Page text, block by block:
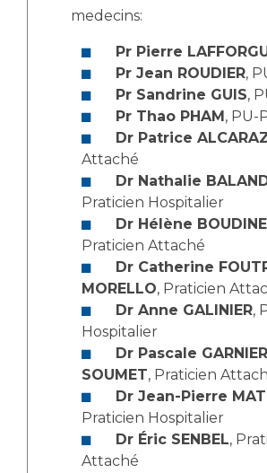
Vivre ensemble à l'hôpital
Culture à l'hôpital
Laïcité et cultes
Les associations
Livret d'accueil
Salon des familles
Transports sanitaires
Vos droits, vos devoirs
Handicap
Handi 13
Pôle Médecine Physique et
Accueil sourds et malentendants
Charte Romain Jacob
Mouvement Parcours Handicap 13
Statuts
Stages paramédicaux
Chercheurs
La recherche clinique à l'AP-HM
Les structures de recherche
Écoles et Instituts de
Plateforme des internes
Professionnels de santé
Adresser un patient
Réseaux de soins
medecins:
Pr Pierre
Pr Jean ROUDIER,
Pr Sandrine GUIS,
Pr Thao PHAM, PU-
Dr Patrice
Attaché
Dr Nathalie
Praticien Hospitalier
Dr Hélène
Praticien Attaché
Dr Catherine
MORELLO, Praticien
Dr Anne GALINIER,
Hospitalier
Dr Pascale
SOUMET, Praticien
Dr Jean-Pierre
Praticien Hospitalier
Dr Éric SENBEL,
Attaché